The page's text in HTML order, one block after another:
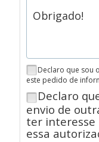
Declaro que sou
este pedido de
Declaro
envio de
ter interesse
essa